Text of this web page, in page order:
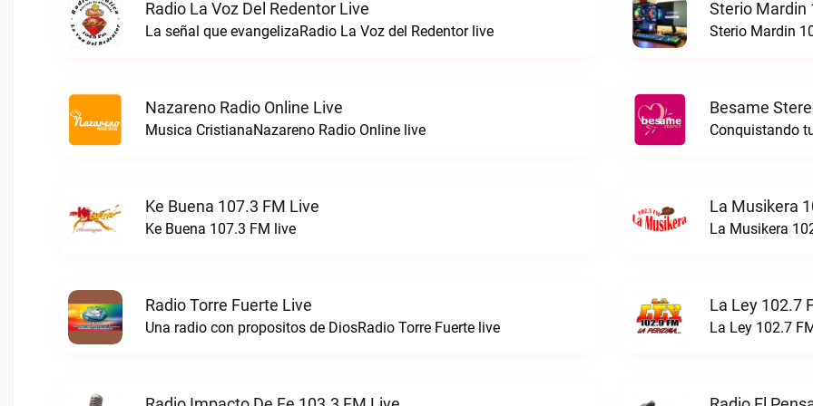
Radio La Voz Del Redentor Live
La señal que evangelizaRadio La Voz del Redentor live
Sterio Mardin
Sterio Mardin
Nazareno Radio Online Live
Musica CristianaNazareno Radio Online live
Besame
Conquistando
Ke Buena 107.3 FM Live
Ke Buena 107.3 FM live
La Musikera
La Musikera
Radio Torre Fuerte Live
Una radio con propositos de DiosRadio Torre Fuerte live
La Ley 102.7
La Ley 102.7